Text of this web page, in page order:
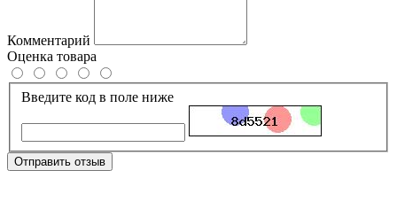
Комментарий
Оценка товара
Введите код в поле ниже
Отправить отзыв